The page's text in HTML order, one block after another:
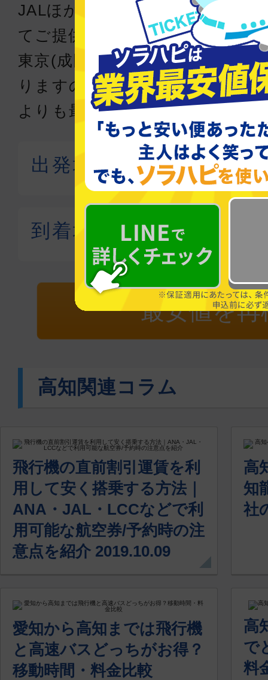
JALほか）空の旅をもっと快適
てご提供します。
東京(成田)～高知間の格安航空
りますので、直接各航空会社か
よりも最大88％お得に航空券を
最安値を再
高知関連コラム
飛行機の直前割引運賃を利
用して安く搭乗する方法｜
ANA・JAL・LCCなどで利
用可能な航空券/予約時の注
意点を紹介 2019.10.09
高
知
社
愛知から高知までは飛行機
と高速バスどっちがお得？
移動時間・料金比較
高
で
料